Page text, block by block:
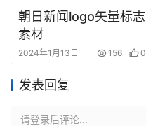
朝日新闻logo矢量标志
素材
2024年1月13日 156 0
发表回复
请登录后评论...